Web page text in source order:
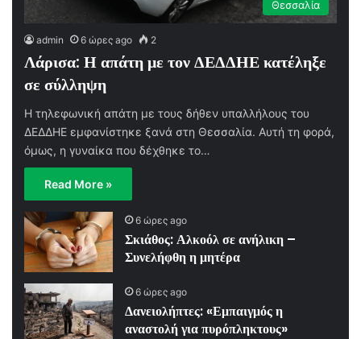
Θεσσαλία
admin 6 ώρες ago 2
Λάρισα: Η απάτη με τον ΔΕΔΔΗΕ κατέληξε
σε σύλληψη
Η τηλεφωνική απάτη με τους δήθεν υπαλλήλους του
ΔΕΔΔΗΕ εμφανίστηκε ξανά στη Θεσσαλία. Αυτή τη φορά,
όμως, η γυναίκα που δέχθηκε το…
Read More »
6 ώρες ago
Σκιάθος: Αλκοόλ σε ανήλικη –
Συνελήφθη η μητέρα
6 ώρες ago
Δανειολήπτες: «Εμπαιγμός η
αναστολή για πυρόπληκτους»